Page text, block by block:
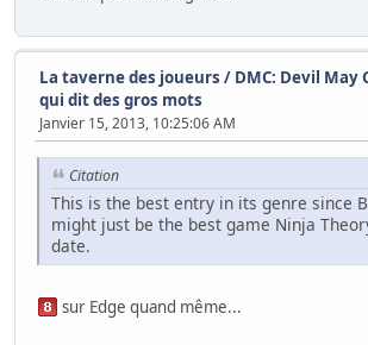
La taverne des joueurs / DMC: Devil May
qui dit des gros mots
Janvier 15, 2013, 10:25:06 AM
Citation
This is the best entry in its genre since
might just be the best game Ninja
date.
sur Edge quand même...